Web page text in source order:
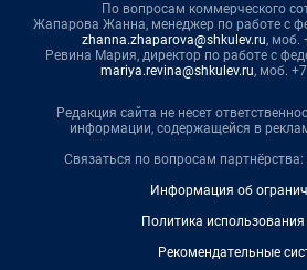
По вопросам коммерческого
Жапарова Жанна, менеджер по работе с
zhanna.zhaparova@shkulev.ru, моб.
Ревина Мария, директор по работе с
mariya.revina@shkulev.ru, моб.
Редакция сайта не несет
информации, содержащейся в
Связаться по вопросам партнёрства:
Информация об
Политика
Рекомендательные